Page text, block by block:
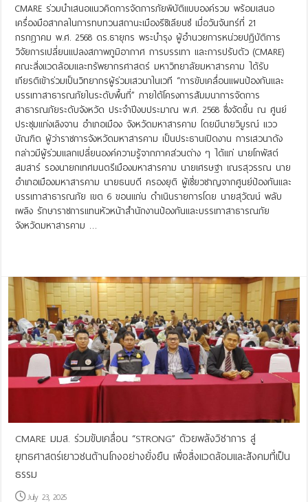
CMARE ร่วมนำเสนอแนวคิดการจัดการภัยพิบัติแบบองค์รวม พร้อมเสนอ
เครื่องมือสากลในการทบทวนสถานะเมืองรีซิเลียนซ์ เมื่อวันจันทร์ที่ 21
กรกฎาคม พ.ศ. 2568 ดร.ธายุกร พระบำรุง ผู้อำนวยการหน่วยปฏิบัติการ
วิจัยการเปลี่ยนแปลงสภาพภูมิอากาศ การบรรเทา และการปรับตัว (CMARE)
คณะสิ่งแวดล้อมและทรัพยากรศาสตร์ มหาวิทยาลัยมหาสารคาม ได้รับ
เกียรติเข้าร่วมเป็นวิทยากรผู้ร่วมเสวนาในเวที “การขับเคลื่อนแผนป้องกันและ
บรรเทาสาธารณภัยในระดับพื้นที่” ภายใต้โครงการสัมมนาการจัดการ
สาธารณภัยระดับจังหวัด ประจำปีงบประมาณ พ.ศ. 2568 ซึ่งจัดขึ้น ณ ศูนย์
ประชุมแก่งเลิงจาน อำเภอเมือง จังหวัดมหาสารคาม โดยมีนายวิบูรณ์ แวว
บัณฑิต ผู้ว่าราชการจังหวัดมหาสารคาม เป็นประธานเปิดงาน การเสวนาดัง
กล่าวมีผู้ร่วมแลกเปลี่ยนองค์ความรู้จากภาคส่วนต่าง ๆ ได้แก่ นายโกพัสต์
สมสาร์ รองนายกเทศมนตรีเมืองมหาสารคาม นายเศรษฐา เณรสุวรรณ นาย
อำเภอเมืองมหาสารคาม นายธนบดี ครองยุติ ผู้เชี่ยวชาญจากศูนย์ป้องกันและ
บรรเทาสาธารณภัย เขต 6 ขอนแก่น ดำเนินรายการโดย นายสุวัฒน์ พลับ
เพลิง รักษาราชการแทนหัวหน้าสำนักงานป้องกันและบรรเทาสาธารณภัย
จังหวัดมหาสารคาม …
CMARE มมส. ร่วมขับเคลื่อน “STRONG” ด้วยพลังวิชาการ สู่
ยุทธศาสตร์เยาวชนต้านโกงอย่างยั่งยืน เพื่อสิ่งแวดล้อมและสังคมที่เป็น
ธรรม
July 23, 2025